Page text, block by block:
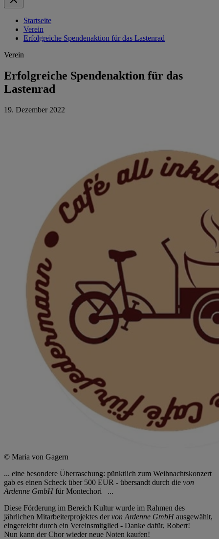
Startseite
Verein
Erfolgreiche Spendenaktion für das Lastenrad
Verein
Erfolgreiche Spendenaktion für das
Lastenrad
19. Dezember 2022
© Maria von Gagern
... eine besondere Überraschung: pünktlich zum Weihnachtskonzert
gab es einen Scheck über 500 EUR - übersandt durch die von
Ardenne GmbH für Montechori ...
Diese Förderung im Bereich Kultur wurde im Rahmen des
jährlichen Mitarbeiterprojektes dervon Ardenne GmbH ausgewählt,
eingereicht durch ein Vereinsmitglied - Danke dafür, Robert!
Nun kann der Chor wieder neue Noten kaufen!